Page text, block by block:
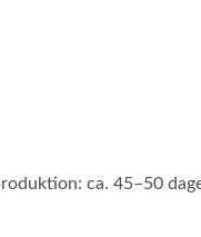
ca. 45–50